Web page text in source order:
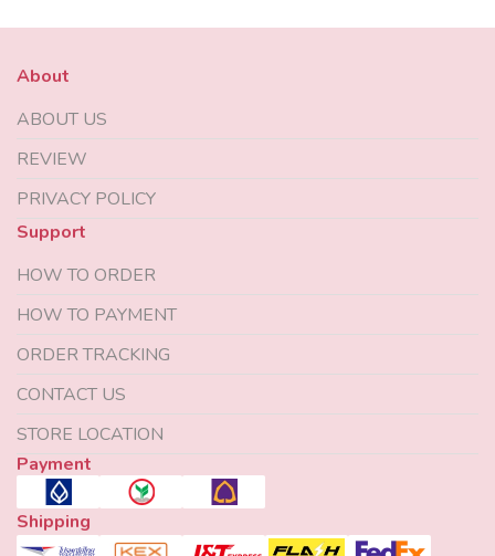
About
ABOUT US
REVIEW
PRIVACY POLICY
Support
HOW TO ORDER
HOW TO PAYMENT
ORDER TRACKING
CONTACT US
STORE LOCATION
Payment
Shipping